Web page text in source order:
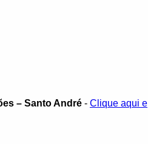
– Santo André - Clique aqui e